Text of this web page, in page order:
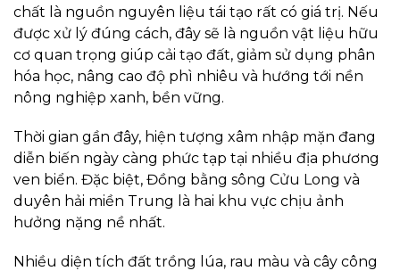
chất là nguồn nguyên liệu tái tạo rất có giá trị. Nếu
được xử lý đúng cách, đây sẽ là nguồn vật liệu hữu
cơ quan trọng giúp cải tạo đất, giảm sử dụng phân
hóa học, nâng cao độ phì nhiêu và hướng tới nền
nông nghiệp xanh, bền vững.
Thời gian gần đây, hiện tượng xâm nhập mặn đang
diễn biến ngày càng phức tạp tại nhiều địa phương
ven biển. Đặc biệt, Đồng bằng sông Cửu Long và
duyên hải miền Trung là hai khu vực chịu ảnh
hưởng nặng nề nhất.
Nhiều diện tích đất trồng lúa, rau màu và cây công